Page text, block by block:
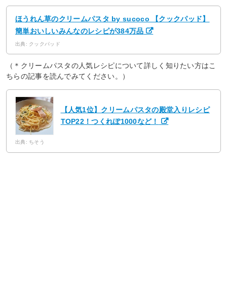
ほうれん草のクリームパスタ by sucoco 【クックパッド】
簡単おいしいみんなのレシピが384万品
出典: クックパッド
（＊クリームパスタの人気レシピについて詳しく知りたい方はこ
ちらの記事を読んでみてください。）
【人気1位】クリームパスタの殿堂入りレシピ
TOP22！つくれぽ1000など！
出典: ちそう